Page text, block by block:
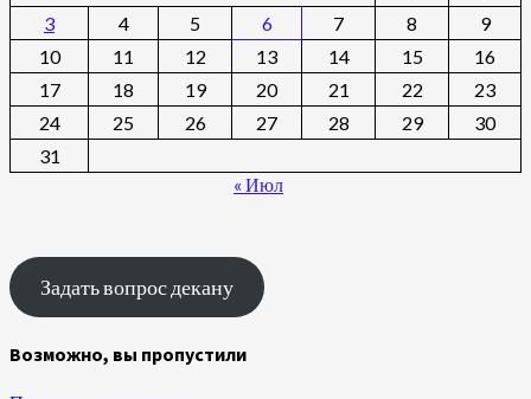
3
4 5 6 7 8
9
10
11 12 13 14 15
16
17
18 19 20 21 22
23
24
25 26 27 28 29
30
31
« Июл
Задать вопрос декану
Возможно, вы пропустили